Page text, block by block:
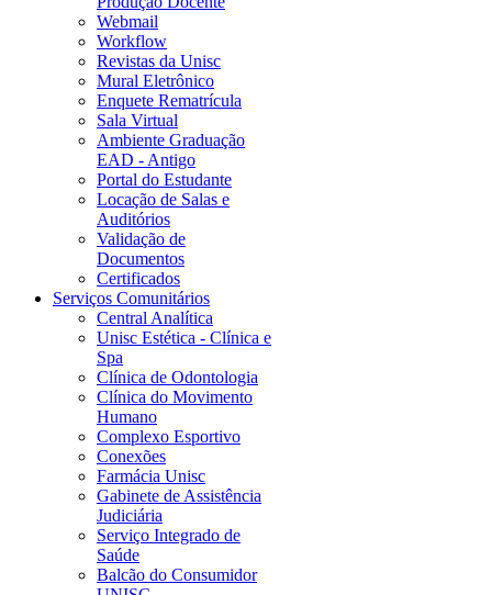
Webmail
Workflow
Revistas da Unisc
Mural Eletrônico
Enquete Rematrícula
Sala Virtual
Ambiente Graduação
EAD - Antigo
Portal do Estudante
Locação de Salas e
Auditórios
Validação de
Documentos
Certificados
Serviços Comunitários
Central Analítica
Unisc Estética - Clínica e
Spa
Clínica de Odontologia
Clínica do Movimento
Humano
Complexo Esportivo
Conexões
Farmácia Unisc
Gabinete de Assistência
Judiciária
Serviço Integrado de
Saúde
Balcão do Consumidor